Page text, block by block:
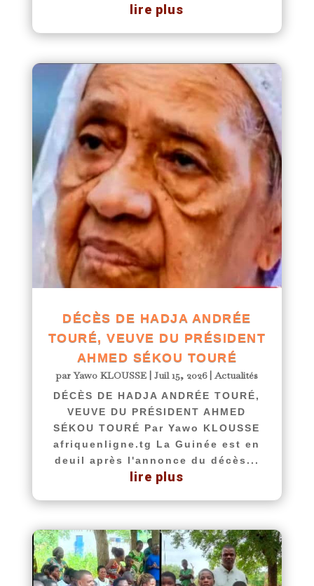
lire plus
DÉCÈS DE HADJA ANDRÉE
TOURÉ, VEUVE DU PRÉSIDENT
AHMED SÉKOU TOURÉ
parYawo KLOUSSE |Juil 15, 2026|Actualités
DÉCÈS DE HADJA ANDRÉE TOURÉ,
VEUVE DU PRÉSIDENT AHMED
SÉKOU TOURÉ Par Yawo KLOUSSE
afriquenligne.tg La Guinée est en
deuil après l'annonce du décès...
lire plus